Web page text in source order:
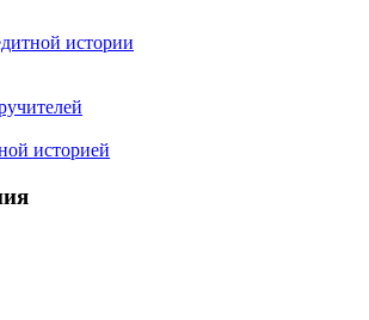
истории
историей